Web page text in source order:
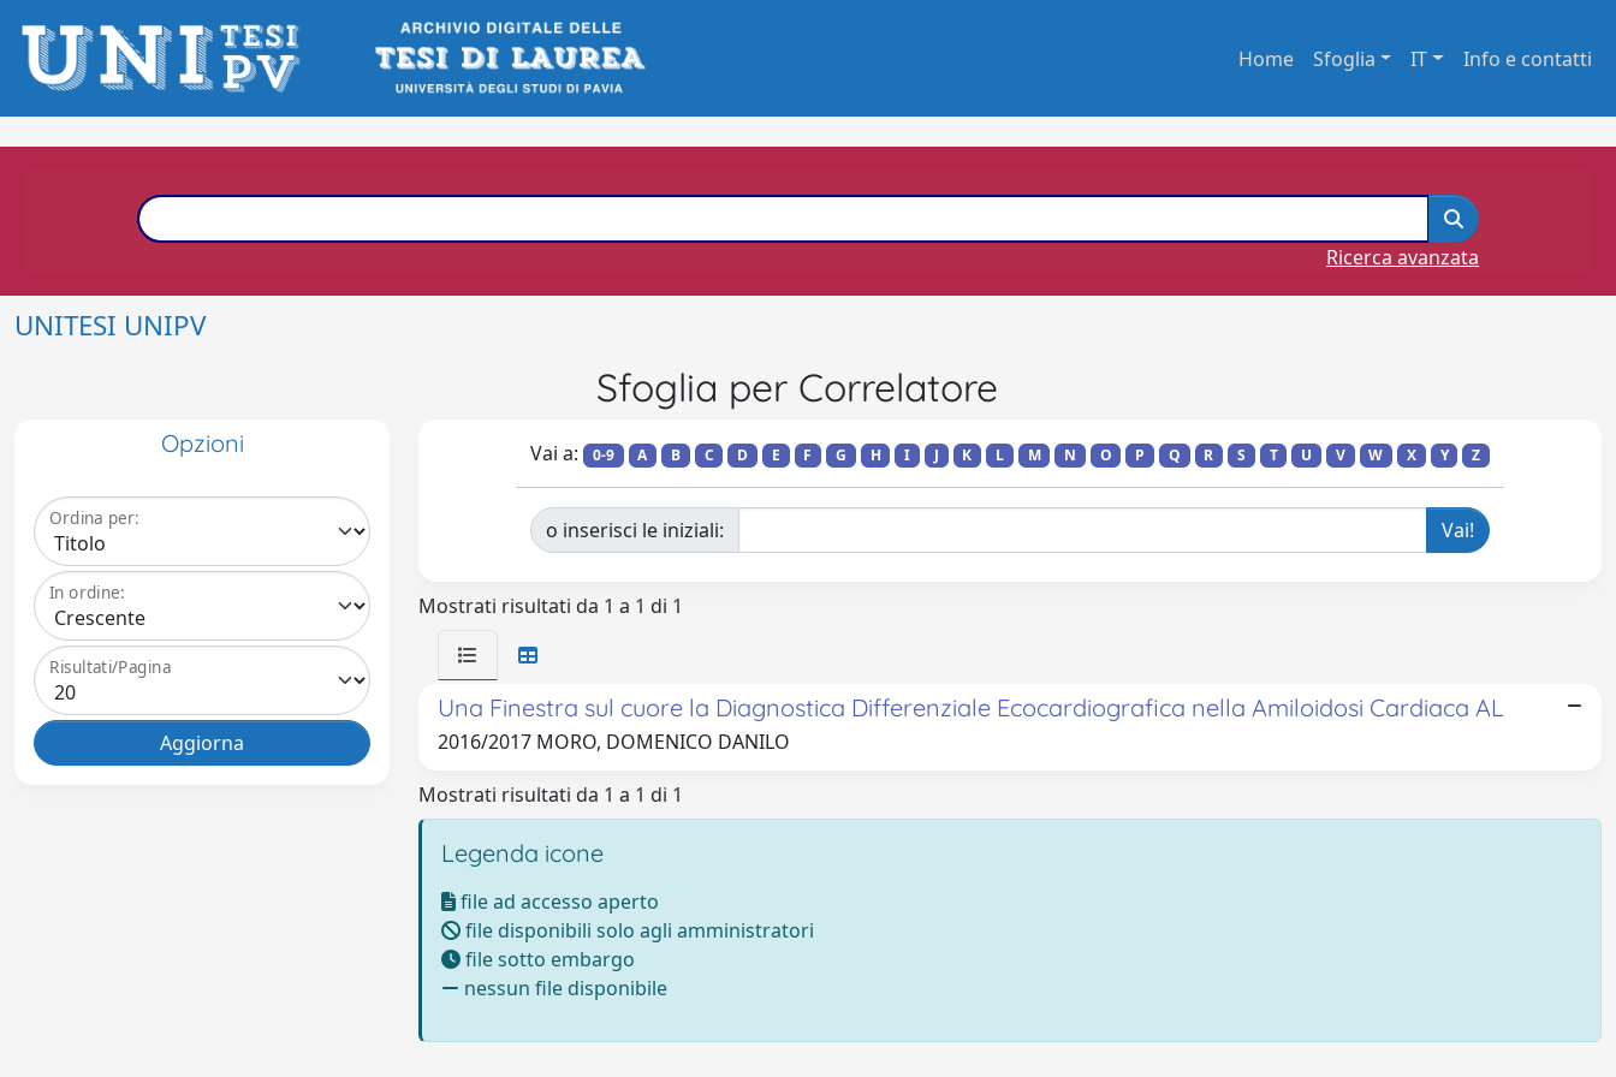
Home Sfoglia IT Info e contatti
Ricerca avanzata
UNITESI UNIPV
Sfoglia per Correlatore
Opzioni
Ordina per:
In ordine:
Risultati/Pagina
Vai a: 0-9 A B C D E F G H I J K L M N O P Q R S T U V W X Y Z
o inserisci le iniziali:
Mostrati risultati da 1 a 1 di 1
Una Finestra sul cuore la Diagnostica Differenziale Ecocardiografica nella Amiloidosi Cardiaca AL
2016/2017 MORO, DOMENICO DANILO
Mostrati risultati da 1 a 1 di 1
Legenda icone
file ad accesso aperto
file disponibili solo agli amministratori
file sotto embargo
nessun file disponibile